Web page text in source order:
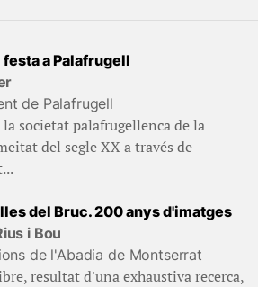
a Palafrugell
de Palafrugell
societat palafrugellenca de la
del segle XX a través de
del Bruc. 200 anys d'imatges
i Bou
de l'Abadia de Montserrat
resultat d'una exhaustiva recerca,